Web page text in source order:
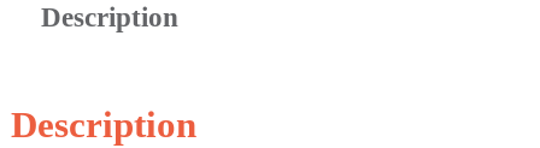
t
Description
Description